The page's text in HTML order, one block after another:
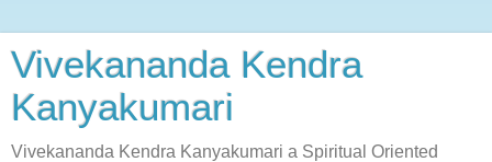
Vivekananda Kendra
Kanyakumari
Vivekananda Kendra Kanyakumari a Spiritual Oriented